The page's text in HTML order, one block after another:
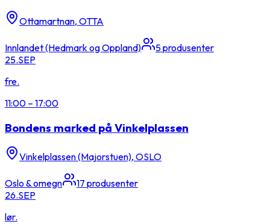
Ottamartnan, OTTA
Innlandet (Hedmark og Oppland) 5produsenter
25.SEP
fre.
11:00 – 17:00
Bondens marked på Vinkelplassen
Vinkelplassen (Majorstuen), OSLO
Oslo & omegn 17 produsenter
26.SEP
lør.